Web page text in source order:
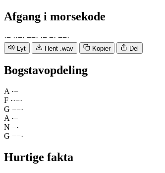
Afgang i morsekode
·− ··−· −−· ·− −· −−·
Lyt Hent .wav Kopier Del
Bogstavopdeling
A ·−
F ··−·
G −−·
A ·−
N −·
G −−·
Hurtige fakta